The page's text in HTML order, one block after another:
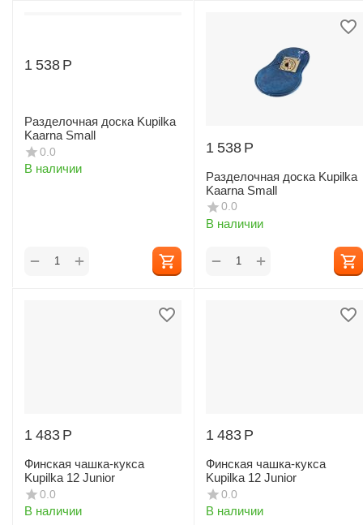
1 538 Р
Разделочная доска Kupilka
Kaarna Small
0.0
В наличии
+
−
1 538 Р
Разделочная доска Kupilka
Kaarna Small
0.0
В наличии
+
−
1 483 Р
Финская чашка-кукса
Kupilka 12 Junior
0.0
В наличии
1 483 Р
Финская чашка-кукса
Kupilka 12 Junior
0.0
В наличии